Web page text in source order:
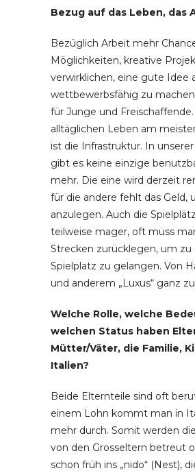
Bezug auf das Leben, das
Bezüglich Arbeit mehr
Möglichkeiten, kreative
verwirklichen, eine gute Idee
wettbewerbsfähig zu
für Junge und
alltäglichen Leben am
ist die Infrastruktur. In
gibt es keine einzige
mehr. Die eine wird derzeit
für die andere fehlt das Geld,
anzulegen. Auch die
teilweise mager, oft muss
Strecken zurücklegen, um
Spielplatz zu gelangen. Von
und anderem „Luxus“ ganz
Welche Rolle, welche
welchen Status haben
Mütter/Väter, die Familie,
Italien?
Beide Elternteile sind oft
einem Lohn kommt man in
mehr durch. Somit werden
von den Grosseltern betreut
schon früh ins „nido“ (Nest),